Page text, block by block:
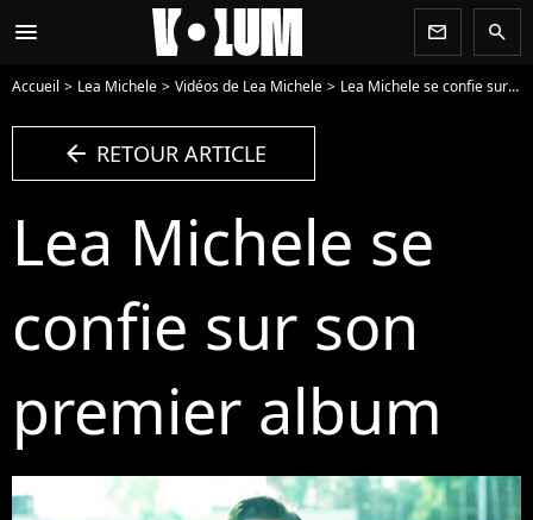
menu newsletter search
Accueil Lea Michele Vidéos de Lea Michele Lea Michele se confie sur son premier album - Vidéo
arrow_left RETOUR ARTICLE
Lea Michele se
confie sur son
premier album